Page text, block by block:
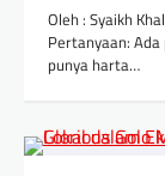
Oleh : Syaikh
Pertanyaan:
punya harta…